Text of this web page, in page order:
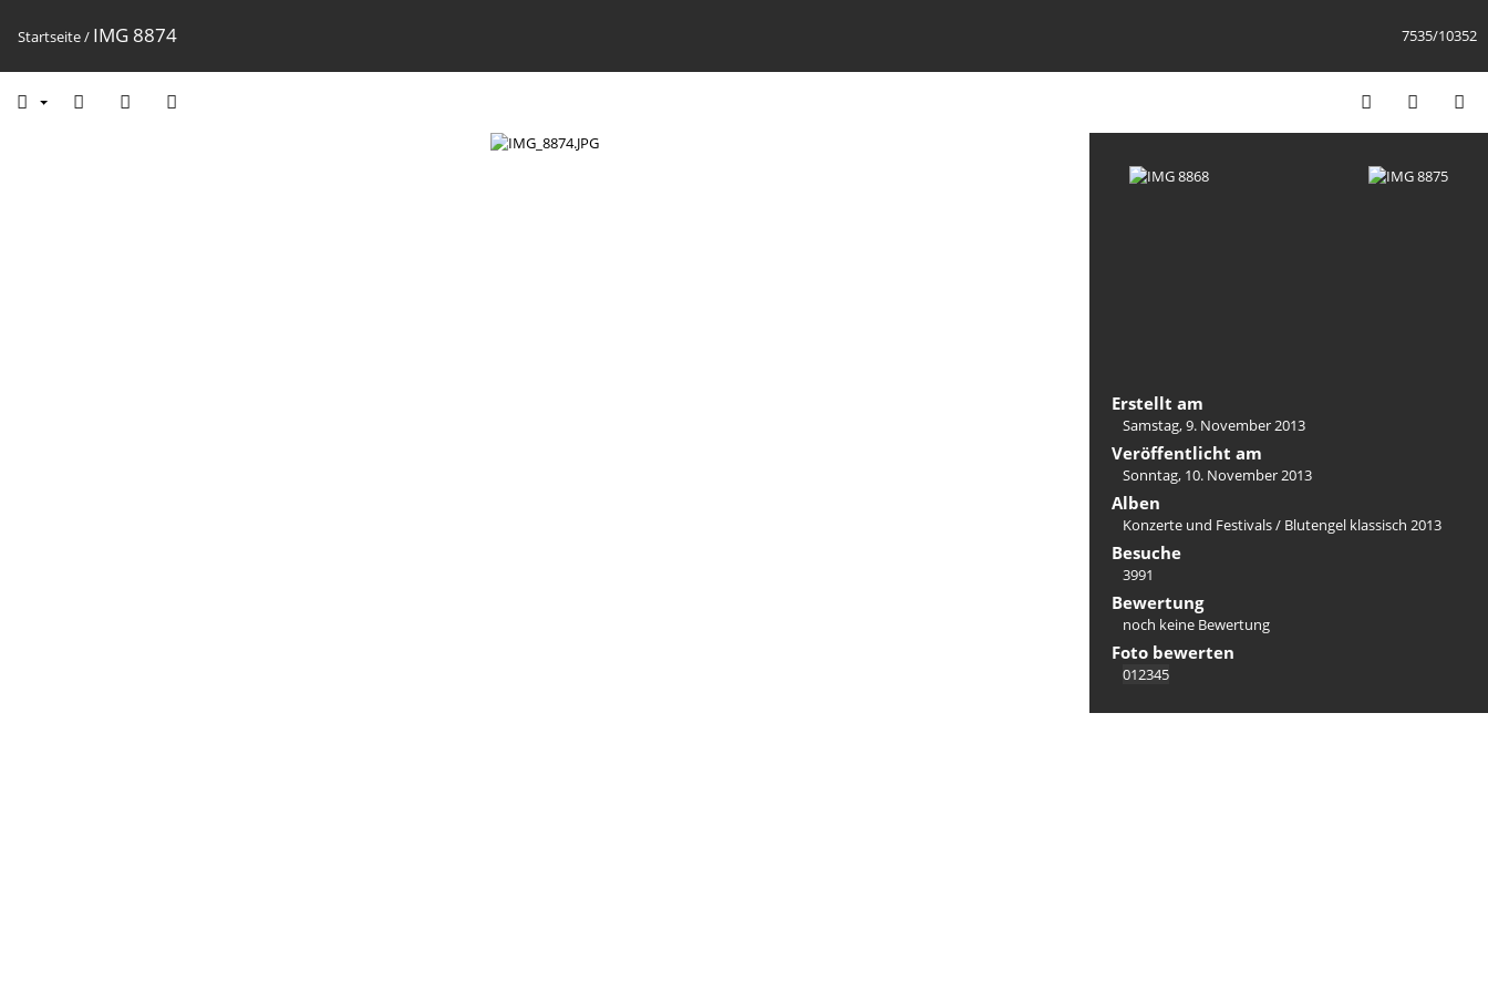
7535/10352
Startseite/ IMG 8874
Erstellt am
Samstag, 9. November 2013
Veröffentlicht am
Sonntag, 10. November 2013
Alben
Konzerte und Festivals/ Blutengel klassisch 2013
Besuche
3991
Bewertung
noch keine Bewertung
Foto bewerten